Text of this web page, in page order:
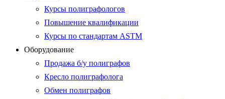
Курсы полиграфологов
Повышение квалификации
Курсы по стандартам ASTM
Оборудование
Продажа б/у полиграфов
Кресло полиграфолога
Обмен полиграфов